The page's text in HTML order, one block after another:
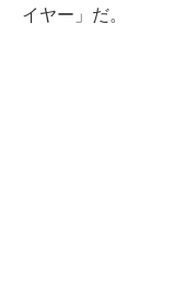
イヤー」だ。